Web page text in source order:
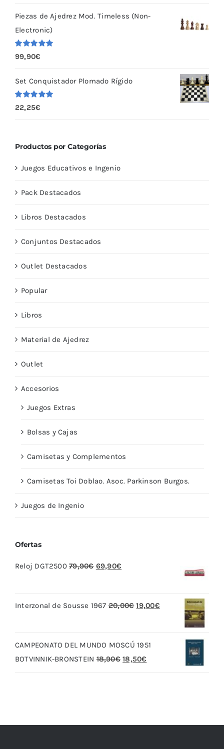
Piezas de Ajedrez Mod. Timeless (Non-
Electronic)
Valorado
con
99,90€
Set Conquistador Plomado Rígido
Valorado
con
22,25€
Productos por Categorías
Juegos Educativos e Ingenio
Pack Destacados
Libros Destacados
Conjuntos Destacados
Outlet Destacados
Popular
Libros
Material de Ajedrez
Outlet
Accesorios
Juegos Extras
Bolsas y Cajas
Camisetas y Complementos
Camisetas Toi Doblao. Asoc. Parkinson Burgos.
Juegos de Ingenio
Ofertas
Reloj DGT2500 79,90€ El
era:
69,90€
es:
Interzonal de Sousse 1967 20,00€ El
era:
20,00€.
19,00€El
CAMPEONATO DEL MUNDO MOSCÚ 1951
BOTVINNIK-BRONSTEIN 18,90€ El
18,50€